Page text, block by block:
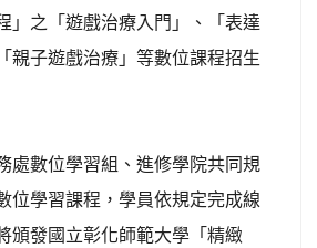
」之「遊戲治療入門」、「表達
親子遊戲治療」等數位課程招生
數位學習組、進修學院共同規
位學習課程，學員依規定完成線
頒發國立彰化師範大學「精緻